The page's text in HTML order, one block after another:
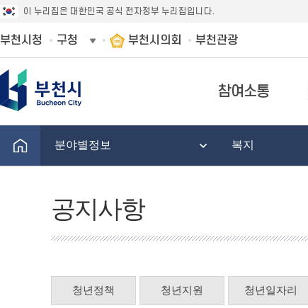
이 누리집은 대한민국 공식 전자정부 누리집입니다.
부천시청 구청 부천시의회 부천관광
참여소통
분야별정보 복지
공지사항
청년정책 청년지원 청년일자리